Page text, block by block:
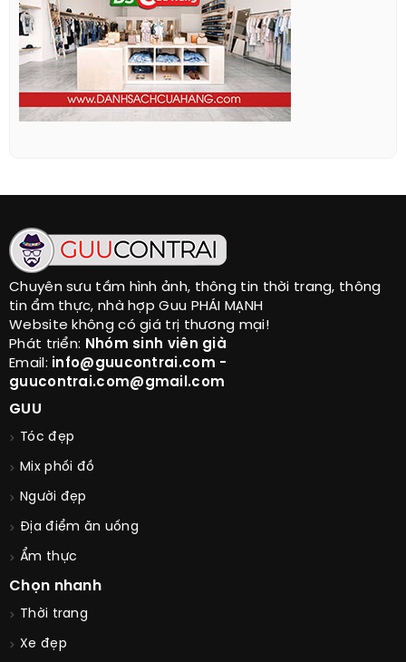
Chuyên sưu tầm hình ảnh, thông tin thời trang, thông
tin ẩm thực, nhà hợp Guu PHÁI MẠNH
Website không có giá trị thương mại!
Phát triển: Nhóm sinh viên già
Email: info@guucontrai.com -
guucontrai.com@gmail.com
GUU
Tóc đẹp
Mix phối đồ
Người đẹp
Địa điểm ăn uống
Ẩm thực
Chọn nhanh
Thời trang
Xe đẹp